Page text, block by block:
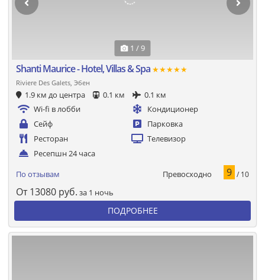
1 / 9
Shanti Maurice - Hotel, Villas & Spa ★★★★★
Riviere Des Galets, Эбен
1.9 км до центра 0.1 км
0.1 км
Wi-fi в лобби
Кондиционер
Сейф
Парковка
Ресторан
Телевизор
Ресепшн 24 часа
По отзывам Превосходно 9 / 10
От 13080 руб. за 1 ночь
ПОДРОБНЕЕ